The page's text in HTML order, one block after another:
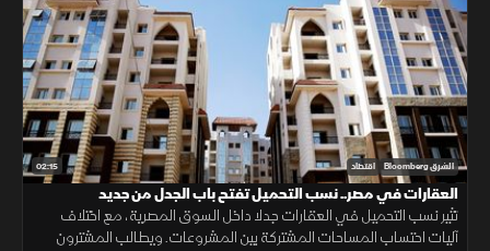
02:15 الشرق Bloomberg اقتصاد
العقارات في مصر.. نسب التحميل تفتح باب الجدل من جديد
تثير نسب التحميل في العقارات جدلا داخل السوق المصرية، مع اختلاف
آليات احتساب المساحات المشتركة بين المشروعات. ويطالب المشترون